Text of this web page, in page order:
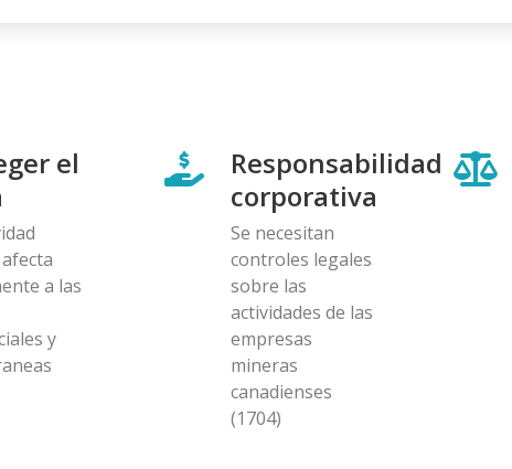
el
a las
y
Responsabilidad
corporativa
Se necesitan
controles legales
sobre las
actividades de las
empresas
mineras
canadienses
(1704)